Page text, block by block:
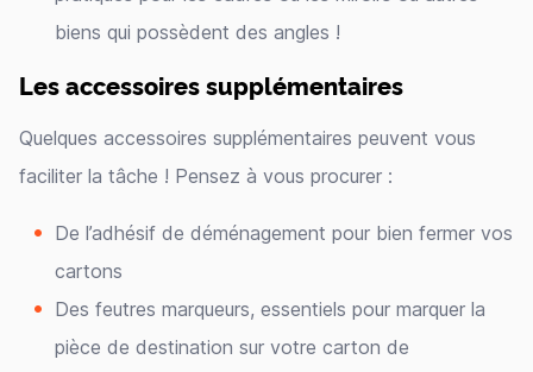
biens qui possèdent des angles !
Les accessoires supplémentaires
Quelques accessoires supplémentaires peuvent vous
faciliter la tâche ! Pensez à vous procurer :
De l’adhésif de déménagement pour bien fermer vos
cartons
Des feutres marqueurs, essentiels pour marquer la
pièce de destination sur votre carton de